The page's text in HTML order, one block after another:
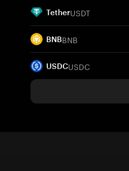
TetherUSDT
BNBBNB
USDCUSDC